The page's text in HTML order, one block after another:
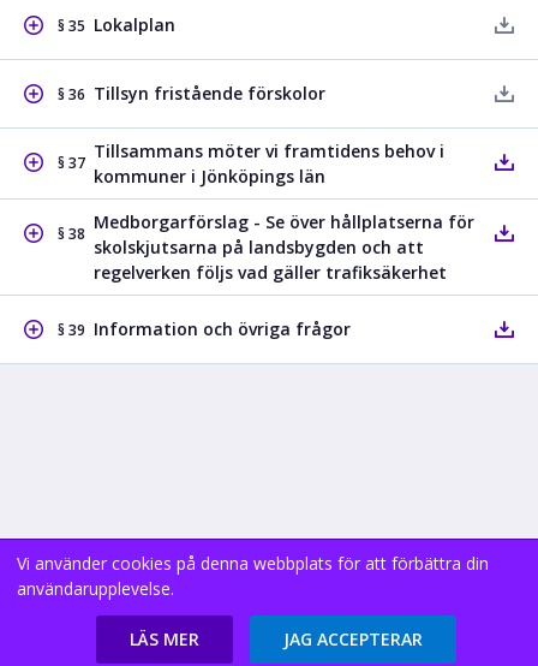
§ 35 Lokalplan
§ 36 Tillsyn fristående förskolor
§ 37
Tillsammans möter vi framtidens behov i
kommuner i Jönköpings län
§ 38
Medborgarförslag - Se över hållplatserna för
skolskjutsarna på landsbygden och att
regelverken följs vad gäller trafiksäkerhet
§ 39 Information och övriga frågor
Vi använder cookies på denna webbplats för att förbättra din
användarupplevelse.